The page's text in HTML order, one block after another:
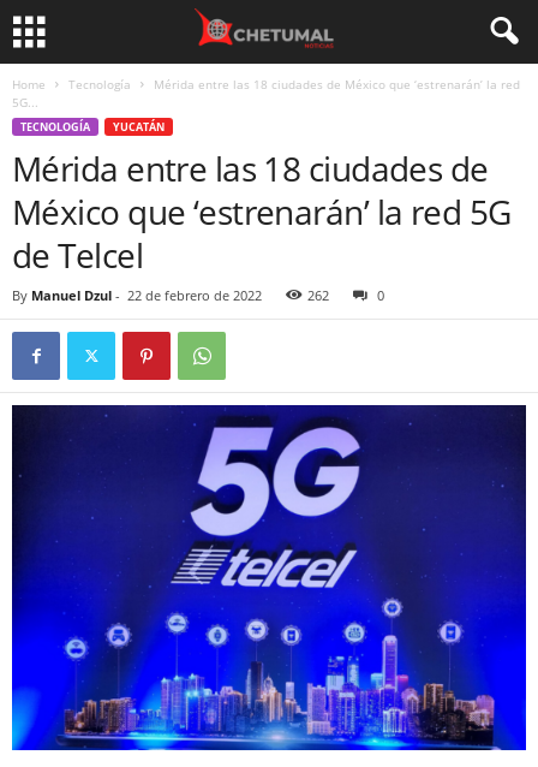
Home Tecnología
Mérida entre las 18 ciudades de México que ‘estrenarán’ la red
5G...
TECNOLOGÍA YUCATÁN
Mérida entre las 18 ciudades de
México que ‘estrenarán’ la red 5G
de Telcel
By Manuel Dzul - 22 de febrero de 2022 262 0